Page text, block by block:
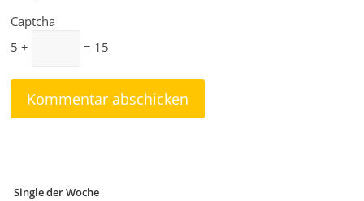
Captcha
5 +
= 15
Single der Woche